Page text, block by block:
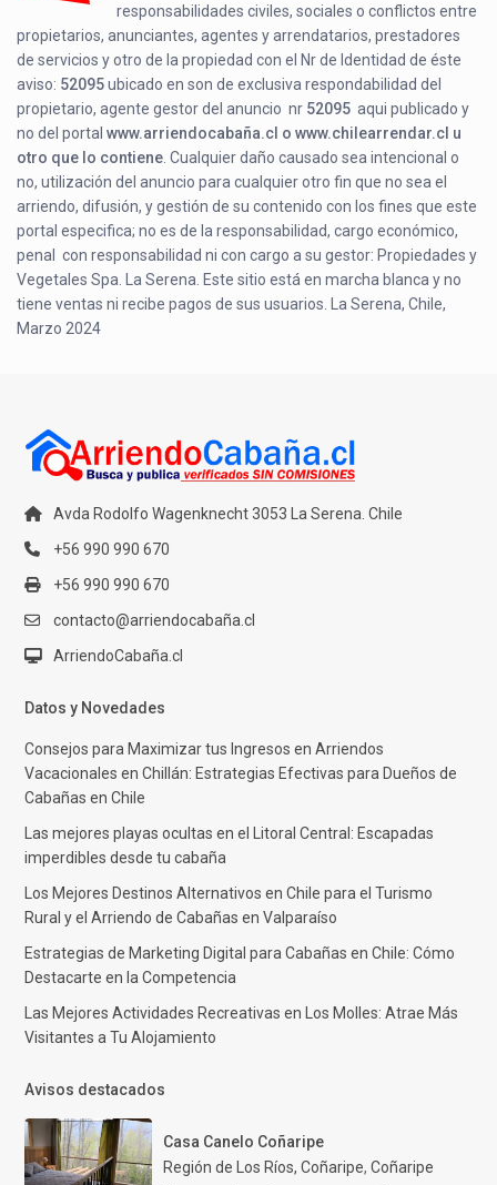
responsabilidades civiles, sociales o conflictos entre
propietarios, anunciantes, agentes y arrendatarios, prestadores
de servicios y otro de la propiedad con el Nr de Identidad de éste
aviso: 52095ubicado enson de exclusiva respondabilidad del
propietario, agente gestor del anuncio nr 52095 aqui publicado y
no del portalwww.arriendocabaña.cl o www.chilearrendar.cl u
otro que lo contiene . Cualquier daño causado sea intencional o
no, utilización del anuncio para cualquier otro fin que no sea el
arriendo, difusión, y gestión de su contenido con los fines que este
portal especifica; no es de la responsabilidad, cargo económico,
penal con responsabilidad ni con cargo a su gestor: Propiedades y
Vegetales Spa. La Serena. Este sitio está en marcha blanca y no
tiene ventas ni recibe pagos de sus usuarios. La Serena, Chile,
Marzo 2024
Avda Rodolfo Wagenknecht 3053 La Serena. Chile
+56 990 990 670
+56 990 990 670
contacto@arriendocabaña.cl
ArriendoCabaña.cl
Datos y Novedades
Consejos para Maximizar tus Ingresos en Arriendos
Vacacionales en Chillán: Estrategias Efectivas para Dueños de
Cabañas en Chile
Las mejores playas ocultas en el Litoral Central: Escapadas
imperdibles desde tu cabaña
Los Mejores Destinos Alternativos en Chile para el Turismo
Rural y el Arriendo de Cabañas en Valparaíso
Estrategias de Marketing Digital para Cabañas en Chile: Cómo
Destacarte en la Competencia
Las Mejores Actividades Recreativas en Los Molles: Atrae Más
Visitantes a Tu Alojamiento
Avisos destacados
Casa Canelo Coñaripe
Región de Los Ríos, Coñaripe, Coñaripe